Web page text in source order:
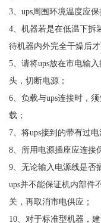
3、ups周围环境温度应
4、机器若是在低温下拆
待机器内外完全干燥后
5、请将ups放在市电输
头，切断电源；
6、负载与ups连接时，
载；
7、将ups接到的带有过
8、所用电源插座应连接
9、无论输入电源线是否
ups并不能保证机内部件
关，再取消市电供应；
10、对于标准型机器，